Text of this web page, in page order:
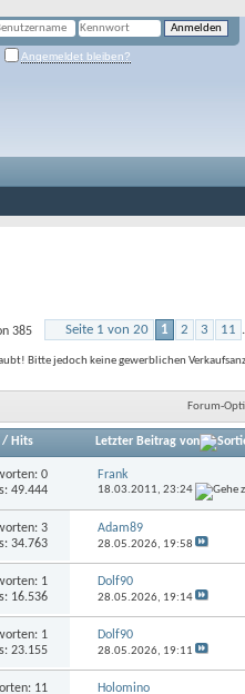
Angemeldet bleiben?
Seite 1 von 20 1 2 3 11
385
Bitte jedoch keine gewerblichen
Forum-
Hits Letzter Beitrag von
0
49.444
Frank
18.03.2011, 23:24
3
34.763
Adam89
28.05.2026, 19:58
1
16.536
Dolf90
28.05.2026, 19:14
1
23.155
Dolf90
28.05.2026, 19:11
11
Holomino